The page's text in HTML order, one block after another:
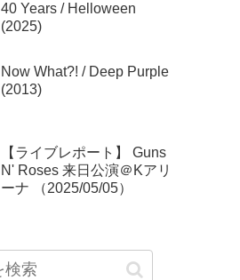
40 Years / Helloween
(2025)
Now What?! / Deep Purple
(2013)
【ライブレポート】 Guns
N' Roses 来日公演＠Kアリ
ーナ （2025/05/05）